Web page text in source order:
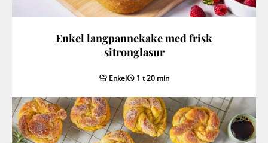
Enkel langpannekake med frisk
sitronglasur
Enkel 1 t 20 min